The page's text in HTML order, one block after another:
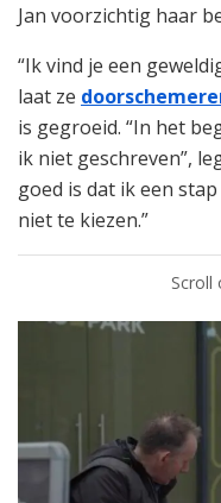
Jan voorzichtig haar
“Ik vind je een
laat ze
is gegroeid. “In het
ik niet geschreven”,
goed is dat ik een
niet te kiezen.”
Scroll